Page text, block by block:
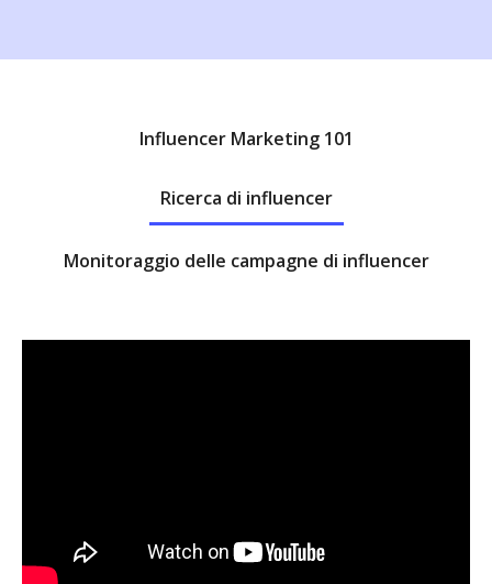
Influencer Marketing 101
Ricerca di influencer
Monitoraggio delle campagne di influencer